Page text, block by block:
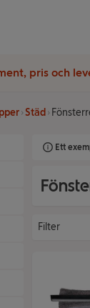
pris och
Städ
Ett
Filter